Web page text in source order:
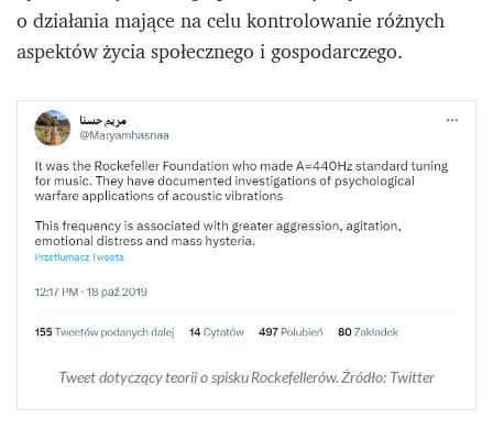
o działania mające na celu kontrolowanie różnych
aspektów życia społecznego i gospodarczego.
Tweet dotyczący teorii o spisku Rockefellerów. Źródło: Twitter